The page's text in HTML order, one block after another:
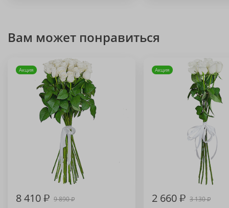
Вам может понравиться
Акция
8 410₽ 9 890₽
Акция
2 660₽ 3 130₽